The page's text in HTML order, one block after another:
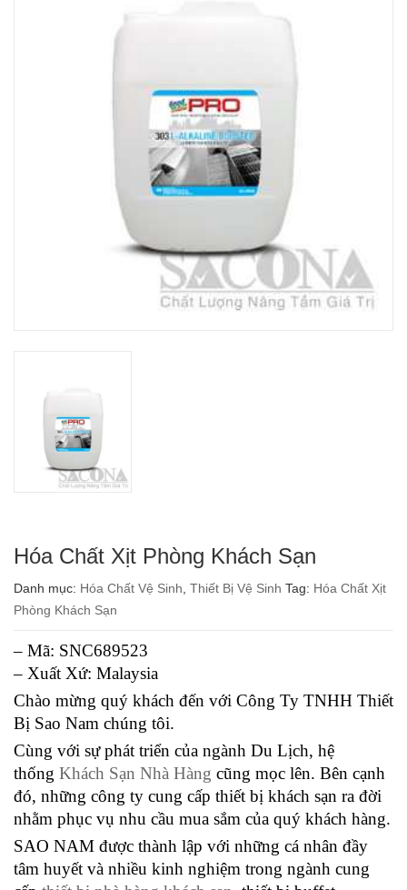
Hóa Chất Xịt Phòng Khách Sạn
Danh mục: Hóa Chất Vệ Sinh Thiết Bị Vệ Sinh Tag: Hóa Chất Xịt
Phòng Khách Sạn
– Mã: SNC689523
– Xuất Xứ: Malaysia
Chào mừng quý khách đến với Công Ty TNHH Thiết
Bị Sao Nam chúng tôi.
Cùng với sự phát triển của ngành Du Lịch, hệ
thống Khách Sạn Nhà Hàng cũng mọc lên. Bên cạnh
đó, những công ty cung cấp thiết bị khách sạn ra đời
nhằm phục vụ nhu cầu mua sắm của quý khách hàng.
SAO NAM được thành lập với những cá nhân đầy
tâm huyết và nhiều kinh nghiệm trong ngành cung